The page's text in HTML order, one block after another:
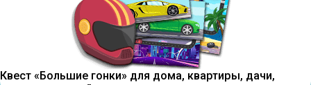
Квест «Большие гонки» для дома, квартиры, дачи,